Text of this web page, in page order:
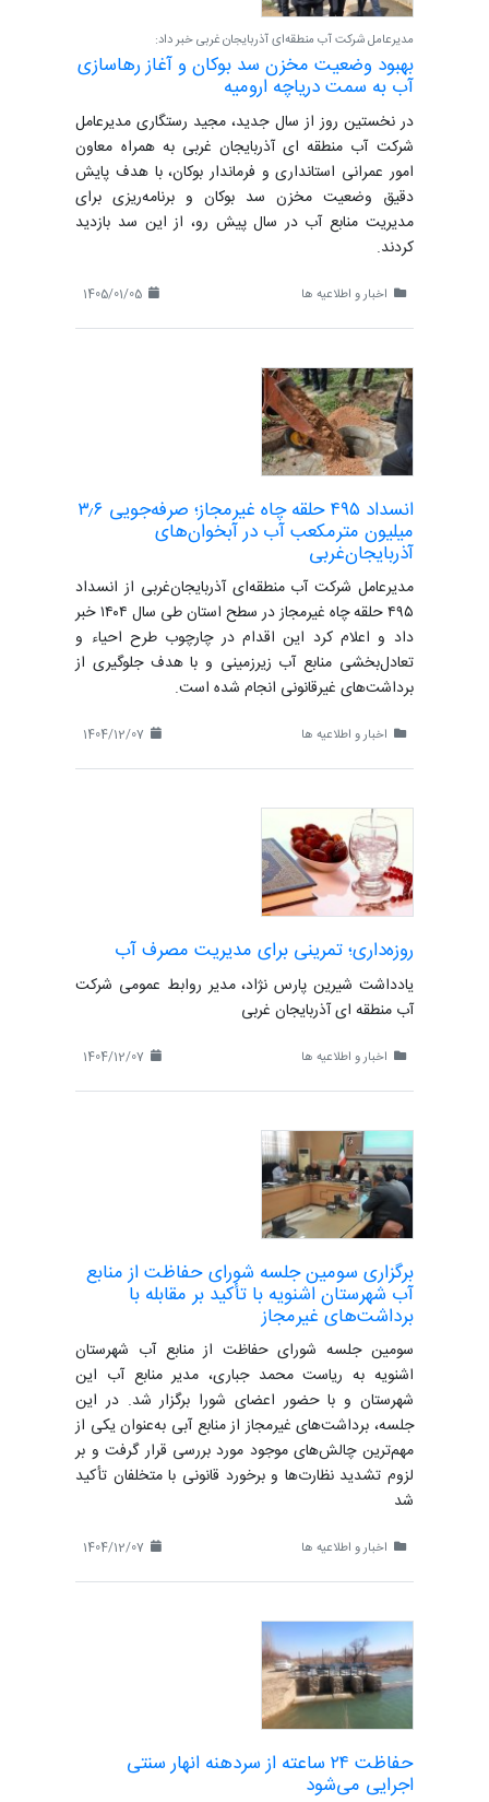
مدیرعامل شرکت آب منطقه‌ای آذربایجان غربی خبر داد:
بهبود وضعیت مخزن سد بوکان و آغاز رهاسازی
آب به سمت دریاچه ارومیه
در نخستین روز از سال جدید، مجید رستگاری مدیرعامل
شرکت آب منطقه ای آذربایجان غربی به همراه معاون
امور عمرانی استانداری و فرماندار بوکان، با هدف پایش
دقیق وضعیت مخزن سد بوکان و برنامه‌ریزی برای
مدیریت منابع آب در سال پیش رو، از این سد بازدید
کردند.
اخبار و اطلاعیه ها
انسداد ۴۹۵ حلقه چاه غیرمجاز؛ صرفه‌جویی ۳٫۶
میلیون مترمکعب آب در آبخوان‌های
آذربایجان‌غربی
مدیرعامل شرکت آب منطقه‌ای آذربایجان‌غربی از انسداد
۴۹۵ حلقه چاه غیرمجاز در سطح استان طی سال ۱۴۰۴ خبر
داد و اعلام کرد این اقدام در چارچوب طرح احیاء و
تعادل‌بخشی منابع آب زیرزمینی و با هدف جلوگیری از
برداشت‌های غیرقانونی انجام شده است.
اخبار و اطلاعیه ها
روزه‌داری؛ تمرینی برای مدیریت مصرف آب
یادداشت شیرین پارس نژاد، مدیر روابط عمومی شرکت
آب منطقه ای آذربایجان غربی
اخبار و اطلاعیه ها
برگزاری سومین جلسه شورای حفاظت از منابع
آب شهرستان اشنویه با تأکید بر مقابله با
برداشت‌های غیرمجاز
سومین جلسه شورای حفاظت از منابع آب شهرستان
اشنویه به ریاست محمد جباری، مدیر منابع آب این
شهرستان و با حضور اعضای شورا برگزار شد. در این
جلسه، برداشت‌های غیرمجاز از منابع آبی به‌عنوان یکی از
مهم‌ترین چالش‌های موجود مورد بررسی قرار گرفت و بر
لزوم تشدید نظارت‌ها و برخورد قانونی با متخلفان تأکید
شد
اخبار و اطلاعیه ها
حفاظت ۲۴ ساعته از سردهنه انهار سنتی
اجرایی می‌شود